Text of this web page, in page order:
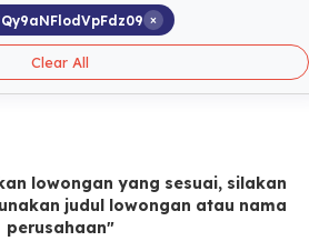
×
Clear All
lowongan yang sesuai, silakan
judul lowongan atau nama
perusahaan"